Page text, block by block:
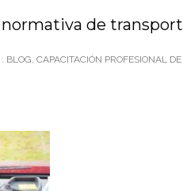
de
BLOG, CAPACITACIÓN PROFESIONAL